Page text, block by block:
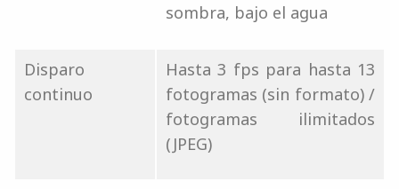
sombra, bajo el agua
Disparo
continuo
Hasta 3 fps para hasta 13
fotogramas (sin formato) /
fotogramas ilimitados
(JPEG)